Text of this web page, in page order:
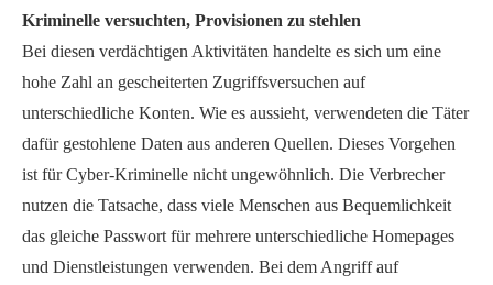
Kriminelle versuchten, Provisionen zu stehlen
Bei diesen verdächtigen Aktivitäten handelte es sich um eine
hohe Zahl an gescheiterten Zugriffsversuchen auf
unterschiedliche Konten. Wie es aussieht, verwendeten die Täter
dafür gestohlene Daten aus anderen Quellen. Dieses Vorgehen
ist für Cyber-Kriminelle nicht ungewöhnlich. Die Verbrecher
nutzen die Tatsache, dass viele Menschen aus Bequemlichkeit
das gleiche Passwort für mehrere unterschiedliche Homepages
und Dienstleistungen verwenden. Bei dem Angriff auf